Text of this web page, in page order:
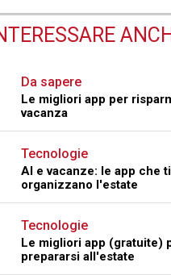
Da sapere
Le migliori app per
vacanza
Tecnologie
AI e vacanze: le app che ti
organizzano l'estate
Tecnologie
Le migliori app (gratuite)
prepararsi all'estate